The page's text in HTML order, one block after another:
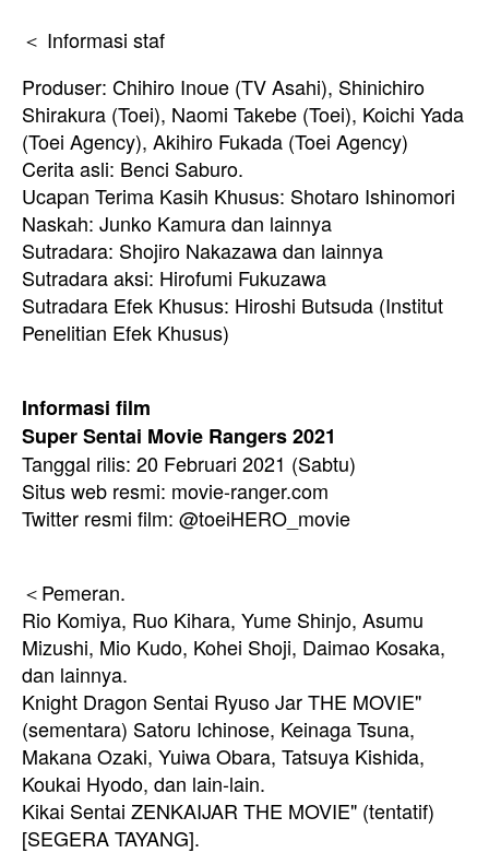
＜ Informasi staf
Produser: Chihiro Inoue (TV Asahi), Shinichiro
Shirakura (Toei), Naomi Takebe (Toei), Koichi Yada
(Toei Agency), Akihiro Fukada (Toei Agency)
Cerita asli: Benci Saburo.
Ucapan Terima Kasih Khusus: Shotaro Ishinomori
Naskah: Junko Kamura dan lainnya
Sutradara: Shojiro Nakazawa dan lainnya
Sutradara aksi: Hirofumi Fukuzawa
Sutradara Efek Khusus: Hiroshi Butsuda (Institut
Penelitian Efek Khusus)
Informasi film
Super Sentai Movie Rangers 2021
Tanggal rilis: 20 Februari 2021 (Sabtu)
Situs web resmi: movie-ranger.com
Twitter resmi film: @toeiHERO_movie
＜Pemeran.
Rio Komiya, Ruo Kihara, Yume Shinjo, Asumu
Mizushi, Mio Kudo, Kohei Shoji, Daimao Kosaka,
dan lainnya.
Knight Dragon Sentai Ryuso Jar THE MOVIE"
(sementara) Satoru Ichinose, Keinaga Tsuna,
Makana Ozaki, Yuiwa Obara, Tatsuya Kishida,
Koukai Hyodo, dan lain-lain.
Kikai Sentai ZENKAIJAR THE MOVIE" (tentatif)
[SEGERA TAYANG].